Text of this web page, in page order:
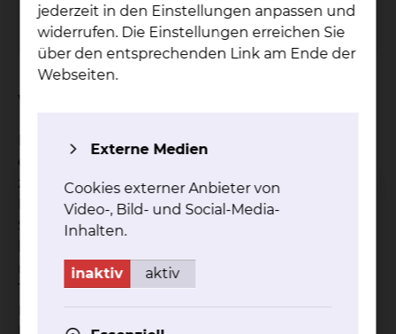
Fax: +49 531 535 2655
Per E-Mail kontaktieren
Worum geht es bei der Studie?
Die rheumatoide Arthritis ist eine chronisch-
entzündliche Gelenkerkrankung, die unbehandelt
zu dauerhaften Schäden und
Funktionseinschränkungen führen kann. Diese
Studie untersucht im Behandlungsalltag, wie
mit Upadacitinib im Vergleich zu herkömmlichen
TNF-Hemmern über einen Zeitraum von 24
Monaten beibehalten. Ziel ist es zu prüfen, wie
jederzeit in den Einstellungen anpassen und
widerrufen. Die Einstellungen erreichen Sie
über den entsprechenden Link am Ende der
Webseiten.
Externe Medien
Cookies externer Anbieter von
Video-, Bild- und Social-Media-
Inhalten.
inaktiv aktiv